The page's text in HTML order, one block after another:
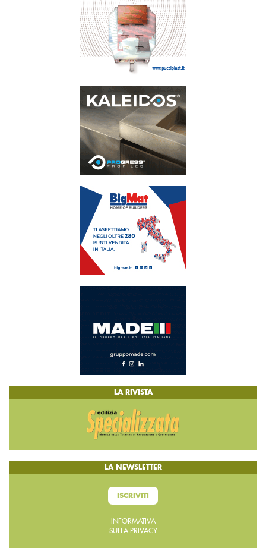
LA RIVISTA
LA NEWSLETTER
ISCRIVITI
INFORMATIVA
SULLA PRIVACY